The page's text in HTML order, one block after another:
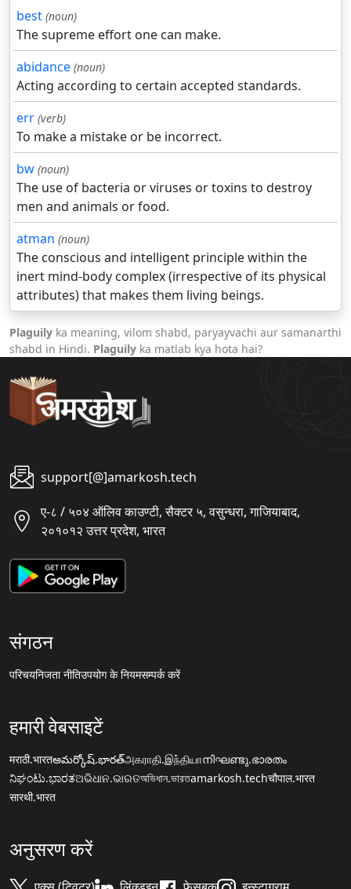
best (noun)
The supreme effort one can make.
abidance (noun)
Acting according to certain accepted standards.
err (verb)
To make a mistake or be incorrect.
bw (noun)
The use of bacteria or viruses or toxins to destroy
men and animals or food.
atman (noun)
The conscious and intelligent principle within the
inert mind-body complex (irrespective of its physical
attributes) that makes them living beings.
Plaguily ka meaning, vilom shabd, paryayvachi aur samanarthi
shabd in Hindi. Plaguily ka matlab kya hota hai?
support[@]amarkosh.tech
ए-८ / ५०४ ऑलिव काउण्टी, सैक्टर ५, वसुन्धरा, गाजियाबाद,
२०१०१२ उत्तर प्रदेश, भारत
संगठन
परिचयनिजता नीतिउपयोग के नियमसम्पर्क करें
हमारी वेबसाइटें
मराठी.भारतఅమర్కోష్.భారత్அகராதி.இந்தியாനിഘണ്ടു.ഭാരതം
ನಿಘಂಟು.ಭಾರತଅଭିଧାନ.ଭାରତঅভিধান.ভারতamarkosh.techचौपाल.भारत
सारथी.भारत
अनुसरण करें